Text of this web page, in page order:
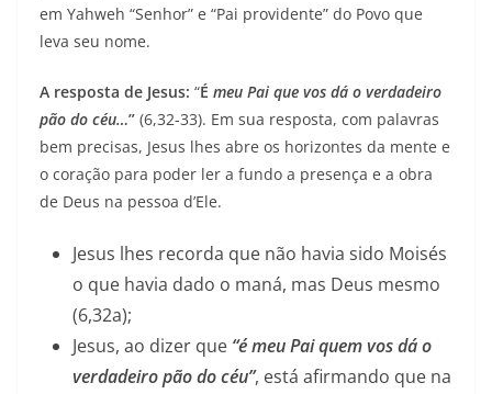
em Yahweh “Senhor” e “Pai providente” do Povo que
leva seu nome.
A resposta de Jesus: “É meu Pai que vos dá o verdadeiro
pão do céu…” (6,32-33). Em sua resposta, com palavras
bem precisas, Jesus lhes abre os horizontes da mente e
o coração para poder ler a fundo a presença e a obra
de Deus na pessoa d’Ele.
Jesus lhes recorda que não havia sido Moisés
o que havia dado o maná, mas Deus mesmo
(6,32a);
Jesus, ao dizer que “é meu Pai quem vos dá o
verdadeiro pão do céu”, está afirmando que na